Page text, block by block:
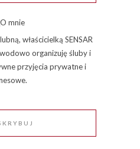
właścicielką SENSAR
organizuję śluby i
przyjęcia prywatne i